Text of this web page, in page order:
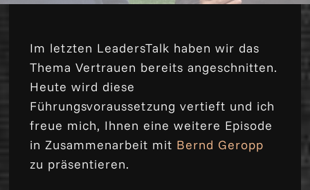
Im letzten LeadersTalk haben wir das
Thema Vertrauen bereits angeschnitten.
Heute wird diese
Führungsvoraussetzung vertieft und ich
freue mich, Ihnen eine weitere Episode
in Zusammenarbeit mit Bernd Geropp
zu präsentieren.